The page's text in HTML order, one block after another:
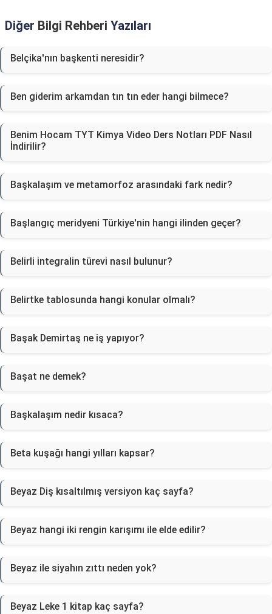
Diğer Bilgi Rehberi Yazıları
Belçika'nın başkenti neresidir?
Ben giderim arkamdan tın tın eder hangi bilmece?
Benim Hocam TYT Kimya Video Ders Notları PDF Nasıl
İndirilir?
Başkalaşım ve metamorfoz arasındaki fark nedir?
Başlangıç meridyeni Türkiye'nin hangi ilinden geçer?
Belirli integralin türevi nasıl bulunur?
Belirtke tablosunda hangi konular olmalı?
Başak Demirtaş ne iş yapıyor?
Başat ne demek?
Başkalaşım nedir kısaca?
Beta kuşağı hangi yılları kapsar?
Beyaz Diş kısaltılmış versiyon kaç sayfa?
Beyaz hangi iki rengin karışımı ile elde edilir?
Beyaz ile siyahın zıttı neden yok?
Beyaz Leke 1 kitap kaç sayfa?